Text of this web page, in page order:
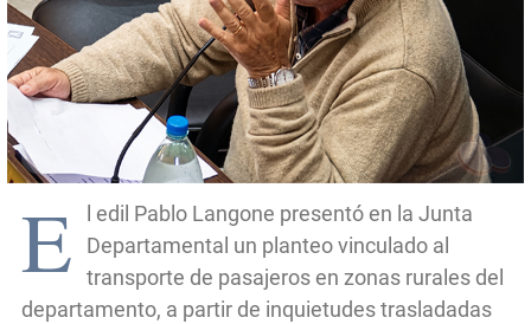
E
l edil Pablo Langone presentó en la Junta
Departamental un planteo vinculado al
transporte de pasajeros en zonas rurales del
departamento, a partir de inquietudes trasladadas